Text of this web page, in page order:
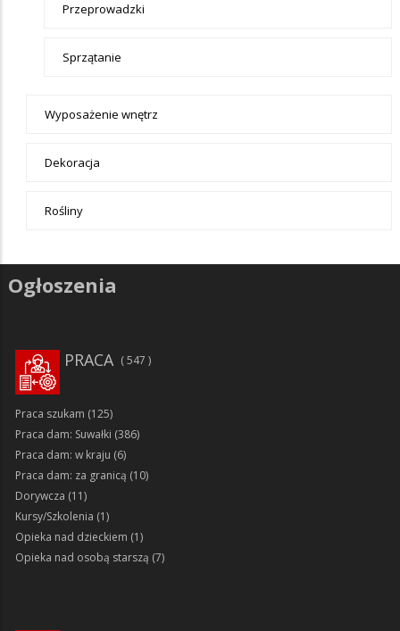
Przeprowadzki
Sprzątanie
Wyposażenie wnętrz
Dekoracja
Rośliny
Ogłoszenia
PRACA 547
Praca szukam (125)
Praca dam: Suwałki (386)
Praca dam: w kraju (6)
Praca dam: za granicą (10)
Dorywcza (11)
Kursy/Szkolenia (1)
Opieka nad dzieckiem (1)
Opieka nad osobą starszą (7)